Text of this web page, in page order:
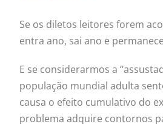
Se os diletos leitores forem
entra ano, sai ano e
E se considerarmos a
população mundial adulta
causa o efeito cumulativo do
problema adquire contornos